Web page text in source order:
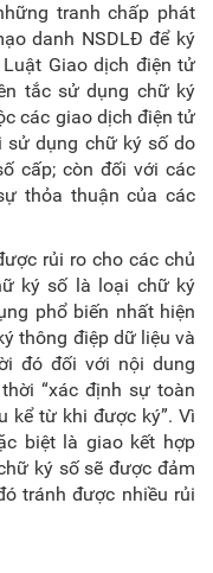
tranh chấp phát
danh NSDLĐ để ký
Giao dịch điện tử
tắc sử dụng chữ ký
các giao dịch điện tử
sử dụng chữ ký số do
cấp; còn đối với các
thỏa thuận của các
rủi ro cho các chủ
ký số là loại chữ ký
phổ biến nhất hiện
thông điệp dữ liệu và
đó đối với nội dung
“xác định sự toàn
kể từ khi được ký”. Vì
biệt là giao kết hợp
ký số sẽ được đảm
tránh được nhiều rủi